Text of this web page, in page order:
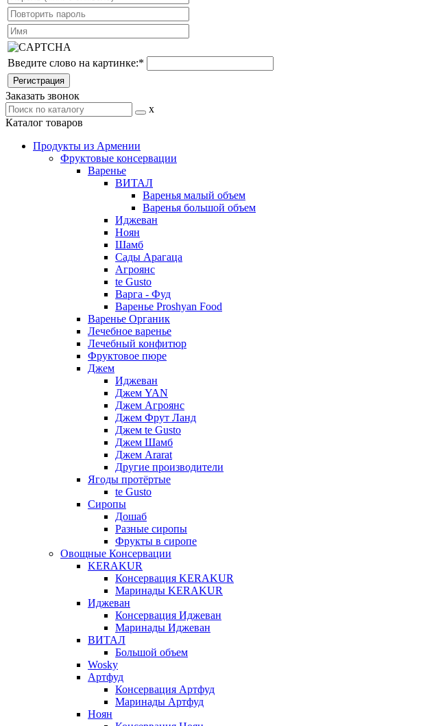
Введите слово на картинке:*
Заказать звонок
x
Каталог товаров
Продукты из Армении
Фруктовые консервации
Варенье
ВИТАЛ
Варенья малый объем
Варенья большой объем
Иджеван
Ноян
Шамб
Сады Арагаца
Агроянс
te Gusto
Варга - Фуд
Варенье Proshyan Food
Варенье Органик
Лечебное варенье
Лечебный конфитюр
Фруктовое пюре
Джем
Иджеван
Джем YAN
Джем Агроянс
Джем Фрут Ланд
Джем te Gusto
Джем Шамб
Джем Ararat
Другие производители
Ягоды протёртые
te Gusto
Сиропы
Дошаб
Разные сиропы
Фрукты в сиропе
Овощные Консервации
KERAKUR
Консервация KERAKUR
Маринады KERAKUR
Иджеван
Консервация Иджеван
Маринады Иджеван
ВИТАЛ
Большой объем
Wosky
Артфуд
Консервация Артфуд
Маринады Артфуд
Ноян